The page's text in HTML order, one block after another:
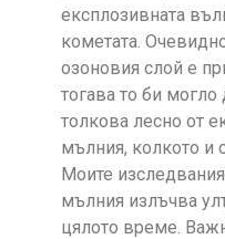
експлозивната
кометата.
озоновия слой е
тогава то би
толкова лесно от
мълния, колкото и
Моите
мълния излъчва
цялото време.